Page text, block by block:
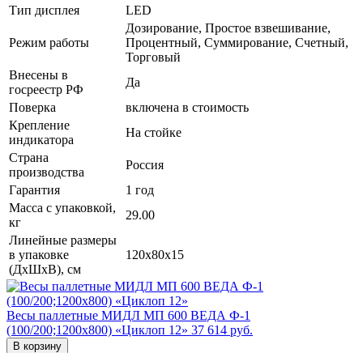
Тип дисплея
LED
Режим работы
Дозирование, Простое взвешивание,
Процентный, Суммирование, Счетный,
Торговый
Внесены в
госреестр РФ
Да
Поверка
включена в стоимость
Крепление
индикатора
На стойке
Страна
производства
Россия
Гарантия
1 год
Масса с упаковкой,
кг
29.00
Линейные размеры
в упаковке
(ДxШxВ), см
120x80x15
Весы паллетные МИДЛ МП 600 ВЕДА Ф-1
(100/200;1200x800) «Циклоп 12» 37 614 руб.
В корзину